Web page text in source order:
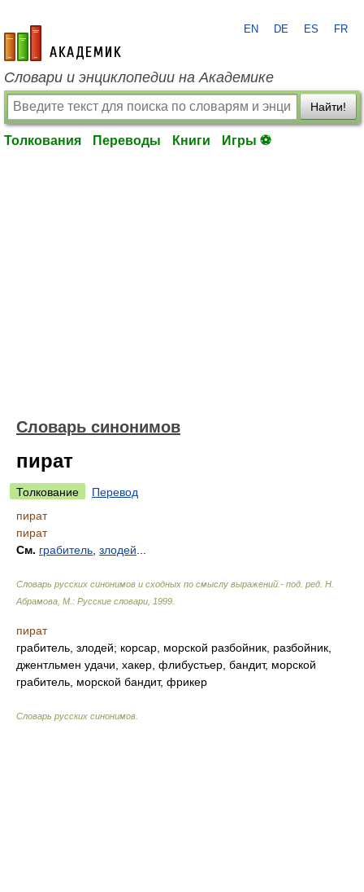
academic.ru
EN DE ES FR
Словари и энциклопедии на Академике
Найти!
Толкования Переводы Книги Игры ⚽
Словарь синонимов
пират
Толкование
Перевод
пират
пират
См. грабитель злодей
Словарь русских синонимов и сходных по смыслу выражений.- под. ред. Н.
Абрамова, М.: Русские словари 1999
пират
грабитель, злодей; корсар, морской разбойник, разбойник,
джентльмен удачи, хакер, флибустьер, бандит, морской
грабитель, морской бандит, фрикер
Словарь русских синонимов